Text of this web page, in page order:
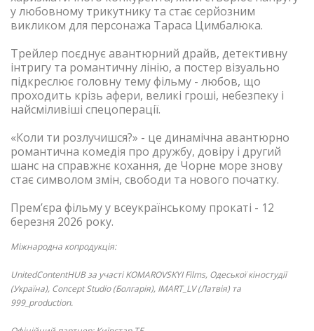
у любовному трикутнику та стає серйозним
викликом для персонажа Тараса Цимбалюка.
Трейлер поєднує авантюрний драйв, детективну
інтригу та романтичну лінію, а постер візуально
підкреслює головну тему фільму - любов, що
проходить крізь афери, великі гроші, небезпеку і
найсміливіші спецоперації.
«Коли ти розлучишся?» - це динамічна авантюрно
романтична комедія про дружбу, довіру і другий
шанс на справжнє кохання, де Чорне море знову
стає символом змін, свободи та нового початку.
Прем’єра фільму у всеукраїнському прокаті - 12
березня 2026 року.
Міжнародна копродукція:
UnitedContentHUB за участі KOMAROVSKYI Films, Одеської кіностудії
(Україна), Concept Studio (Болгарія), IMART_LV (Латвія) та
999_production.